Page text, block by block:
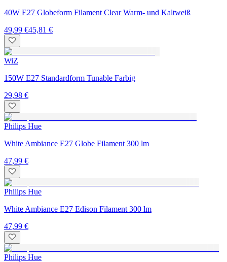
40W E27 Globeform Filament Clear Warm- und Kaltweiß
49,99 €45,81 €
WiZ
150W E27 Standardform Tunable Farbig
29,98 €
Philips Hue
White Ambiance E27 Globe Filament 300 lm
47,99 €
Philips Hue
White Ambiance E27 Edison Filament 300 lm
47,99 €
Philips Hue